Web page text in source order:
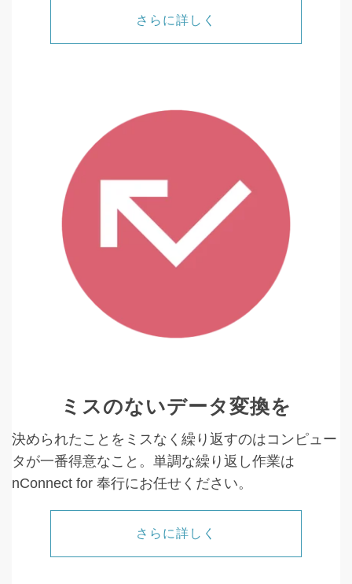
さらに詳しく
ミスのないデータ変換を
決められたことをミスなく繰り返すのはコンピュー
タが一番得意なこと。単調な繰り返し作業は
nConnect for 奉行にお任せください。
さらに詳しく